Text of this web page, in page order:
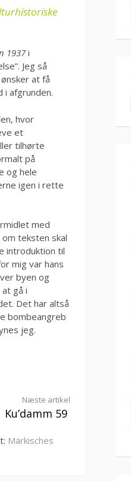
1937i
Jeg så
at få
i afgrunden.
hvor
et
tilhørte
på
og hele
igen i rette
med
teksten skal
introduktion til
mig var hans
byen og
gå i
Det har altså
bombeangreb
jeg.
Næste artikel
Ku’damm 59
Märkisches